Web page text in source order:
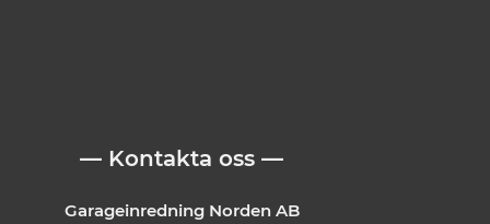
— Kontakta oss —
Garageinredning Norden AB